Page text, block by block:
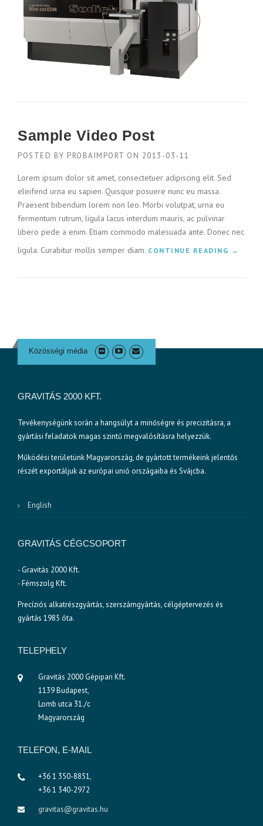
Sample Video Post
POSTED BY PROBAIMPORT ON 2013-03-11
Lorem ipsum dolor sit amet, consectetuer adipiscing elit. Sed
eleifend urna eu sapien. Quisque posuere nunc eu massa.
Praesent bibendum lorem non leo. Morbi volutpat, urna eu
fermentum rutrum, ligula lacus interdum mauris, ac pulvinar
libero pede a enim. Etiam commodo malesuada ante. Donec nec
ligula. Curabitur mollis semper diam. CONTINUE READING „→
Közösségi média
GRAVITÁS 2000 KFT.
Tevékenységünk során a hangsúlyt a minőségre és precizitásra, a
gyártási feladatok magas szintű megvalósításra helyezzük.
Működési területünk Magyarország, de gyártott termékeink jelentős
részét exportáljuk az európai unió országaiba és Svájcba.
English
GRAVITÁS CÉGCSOPORT
- Gravitás 2000 Kft.
- Fémszolg Kft.
Precíziós alkatrészgyártás, szerszámgyártás, célgéptervezés és
gyártás 1985 óta.
TELEPHELY
Gravitás 2000 Gépipari Kft.
1139 Budapest,
Lomb utca 31./c
Magyarország
TELEFON, E-MAIL
+36 1 350-8851,
+36 1 340-2972
gravitas@gravitas.hu